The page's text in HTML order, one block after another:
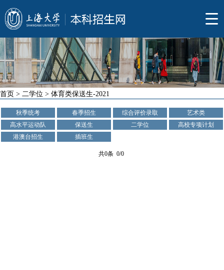
首页 > 二学位 > 体育类保送生-2021
秋季统考 春季招生 综合评价录取
艺术类
高水平运动队
保送生 二学位
高校专项计划
港澳台招生
插班生
共0条 0/0